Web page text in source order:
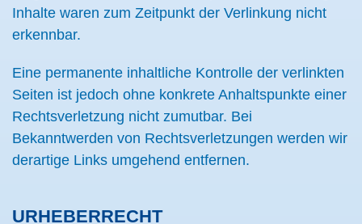
Inhalte waren zum Zeitpunkt der Verlinkung nicht
erkennbar.
Eine permanente inhaltliche Kontrolle der verlinkten
Seiten ist jedoch ohne konkrete Anhaltspunkte einer
Rechtsverletzung nicht zumutbar. Bei
Bekanntwerden von Rechtsverletzungen werden wir
derartige Links umgehend entfernen.
URHEBERRECHT